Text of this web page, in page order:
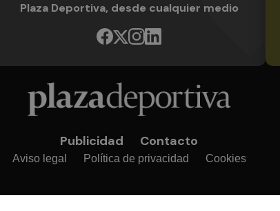
Plaza Deportiva, desde cualquier medio
Publicidad Contacto
Aviso legal Política de privacidad Cookies